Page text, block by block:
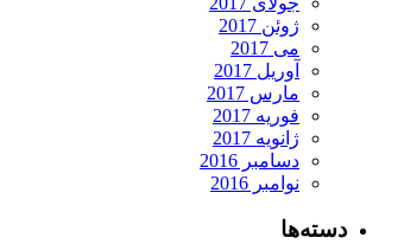
ژوئن 2017
می 2017
آوریل 2017
مارس 2017
فوریه 2017
ژانویه 2017
دسامبر 2016
نوامبر 2016
دسته‌ها